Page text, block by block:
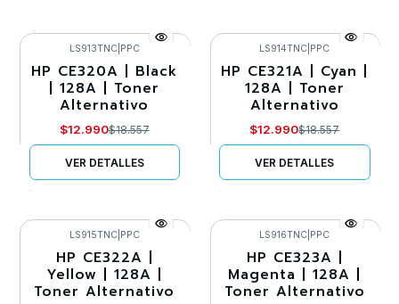
-30%
Agotado
LS913TNC| PPC
HP CE320A | Black
| 128A | Toner
Alternativo
$12.990$18.557
VER DETALLES
-30%
Agotado
LS914TNC PPC
HP CE321A | Cyan |
128A | Toner
Alternativo
$12.990$18.557
VER DETALLES
-30%
Agotado
LS915TNC| PPC
HP CE322A |
Yellow | 128A |
Toner Alternativo
-30%
LS916TNC PPC
HP CE323A |
Magenta | 128A |
Toner Alternativo